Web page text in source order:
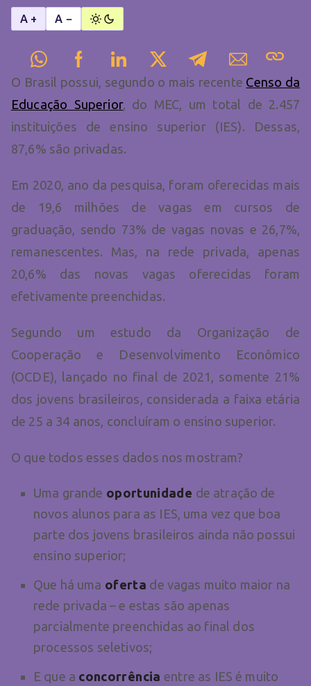
A + A −
O Brasil possui, segundo o mais recente Censo da
Educação Superior, do MEC, um total de 2.457
instituições de ensino superior (IES). Dessas,
87,6% são privadas.
Em 2020, ano da pesquisa, foram oferecidas mais
de 19,6 milhões de vagas em cursos de
graduação, sendo 73% de vagas novas e 26,7%,
remanescentes. Mas, na rede privada, apenas
20,6% das novas vagas oferecidas foram
efetivamente preenchidas.
Segundo um estudo da Organização de
Cooperação e Desenvolvimento Econômico
(OCDE), lançado no final de 2021, somente 21%
dos jovens brasileiros, considerada a faixa etária
de 25 a 34 anos, concluíram o ensino superior.
O que todos esses dados nos mostram?
Uma grande oportunidade de atração de
novos alunos para as IES, uma vez que boa
parte dos jovens brasileiros ainda não possui
ensino superior;
Que há uma oferta de vagas muito maior na
rede privada – e estas são apenas
parcialmente preenchidas ao final dos
processos seletivos;
E que a concorrênciaentre as IES é muito